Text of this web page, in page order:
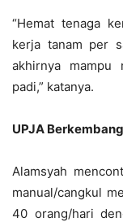
“Hemat tenaga
kerja tanam per
akhirnya mampu
padi,” katanya.
UPJA Berkembang
Alamsyah
manual/cangkul
40 orang/hari